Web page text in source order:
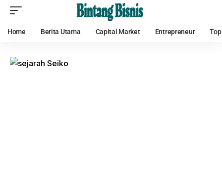
Home Berita Utama Capital Market Entrepreneur